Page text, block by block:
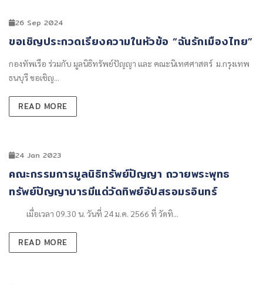
26 Sep 2024
ขอเชิญประกวดเรียงความในหัวข้อ “ฉันรักเมืองไทย”
กองทัพเรือ ร่วมกับ มูลนิธิทรัพย์ปัญญา และ คณะนิเทศศาสตร์ ม.กรุงเทพ
ธนบุรี ขอเชิญ...
READ MORE
24 Jan 2023
คณะกรรมการมูลนิธิทรัพย์ปัญญา ถวายพระพุทธ
ทรัพย์ปัญญาบารมีแด่วัดทิพย์อัปสรอมรอินทร์
เมื่อเวลา 09.30 น. วันที่ 24 ม.ค. 2566 ที่ วัดทิ...
READ MORE